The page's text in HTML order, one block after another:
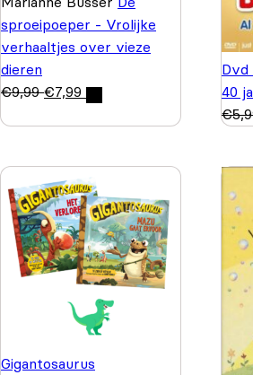
sproeipoeper - Vrolijke
verhaaltjes over vieze
dieren
€9,99 €7,99
Dvd
40
€
Gigantosaurus